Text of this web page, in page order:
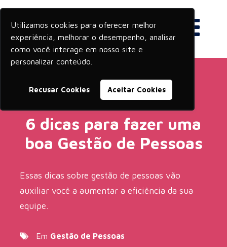
Utilizamos cookies para oferecer melhor
experiência, melhorar o desempenho, analisar
como você interage em nosso site e
personalizar conteúdo.
Recusar Cookies Aceitar Cookies
6 dicas para fazer uma
boa Gestão de Pessoas
Essas dicas sobre gestão de pessoas vão
auxiliar você a aumentar a eficiência da sua
equipe.
Em Gestão de Pessoas